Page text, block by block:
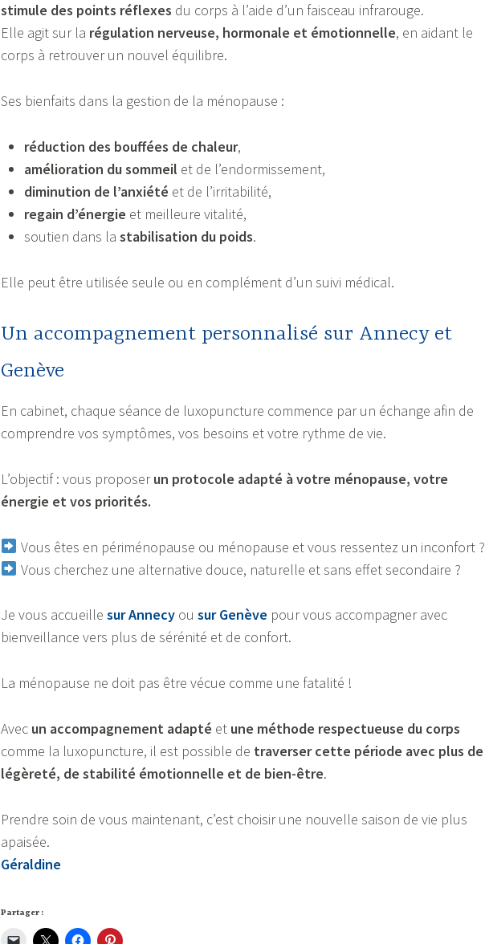
stimule des points réflexes du corps à l’aide d’un faisceau infrarouge.
Elle agit sur la régulation nerveuse, hormonale et émotionnelle, en aidant le
corps à retrouver un nouvel équilibre.
Ses bienfaits dans la gestion de la ménopause :
réduction des bouffées de chaleur,
amélioration du sommeil et de l’endormissement,
diminution de l’anxiété et de l’irritabilité,
regain d’énergie et meilleure vitalité,
soutien dans la stabilisation du poids.
Elle peut être utilisée seule ou en complément d’un suivi médical.
Un accompagnement personnalisé sur Annecy et
Genève
En cabinet, chaque séance de luxopuncture commence par un échange afin de
comprendre vos symptômes, vos besoins et votre rythme de vie.
L’objectif : vous proposerun protocole adapté à votre ménopause, votre
énergie et vos priorités.
Vous êtes en périménopause ou ménopause et vous ressentez un inconfort ?
Vous cherchez une alternative douce, naturelle et sans effet secondaire ?
Je vous accueille sur Annecy ou sur Genève pour vous accompagner avec
bienveillance vers plus de sérénité et de confort.
La ménopause ne doit pas être vécue comme une fatalité !
Avec un accompagnement adapté et une méthode respectueuse du corps
comme la luxopuncture, il est possible de traverser cette période avec plus de
légèreté, de stabilité émotionnelle et de bien-être.
Prendre soin de vous maintenant, c’est choisir une nouvelle saison de vie plus
apaisée.
Géraldine
Partager :